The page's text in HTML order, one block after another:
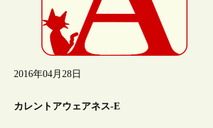
2016年04月28日
カレントアウェアネス-E